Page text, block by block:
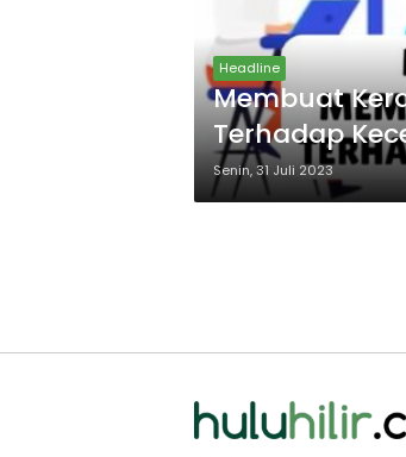
Headline
Membuat
Terhadap
Senin, 31 Juli 2023